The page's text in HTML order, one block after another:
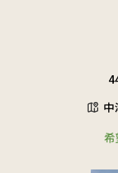
中